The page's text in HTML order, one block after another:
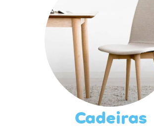
Cadeiras